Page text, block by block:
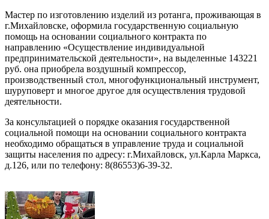
Мастер по изготовлению изделий из ротанга, проживающая в
г.Михайловске, оформила государственную социальную
помощь на основании социального контракта по
направлению «Осуществление индивидуальной
предпринимательской деятельности», на выделенные 143221
руб. она приобрела воздушный компрессор,
производственный стол, многофункциональный инструмент,
шуруповерт и многое другое для осуществления трудовой
деятельности.
За консультацией о порядке оказания государственной
социальной помощи на основании социального контракта
необходимо обращаться в управление труда и социальной
защиты населения по адресу: г.Михайловск, ул.Карла Маркса,
д.126, или по телефону: 8(86553)6-39-32.